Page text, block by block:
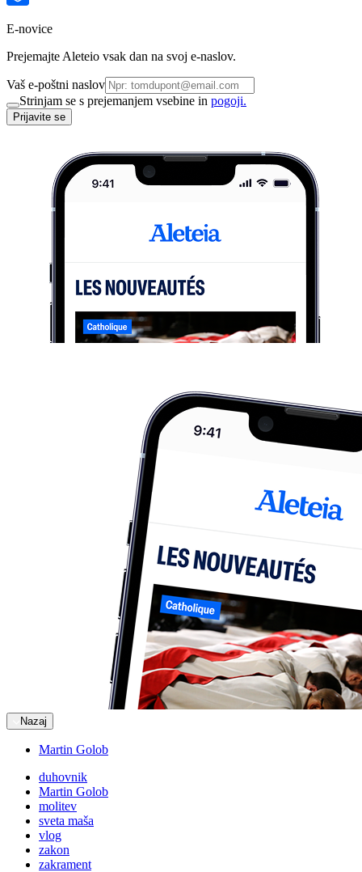
E-novice
Prejemajte Aleteio vsak dan na svoj e-naslov.
Vaš e-poštni naslov
Strinjam se s prejemanjem vsebine in pogoji.
Prijavite se
Nazaj
Martin Golob
duhovnik
Martin Golob
molitev
sveta maša
vlog
zakon
zakrament